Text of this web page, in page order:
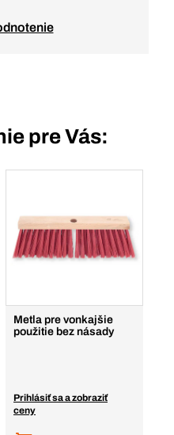
pre Vás:
Metla pre vonkajšie
použitie bez násady
Prihlásiť sa a zobraziť
ceny